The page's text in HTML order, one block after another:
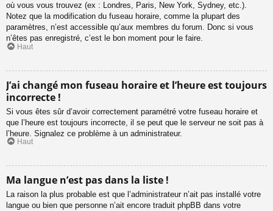
où vous vous trouvez (ex : Londres, Paris, New York, Sydney, etc.).
Notez que la modification du fuseau horaire, comme la plupart des
paramètres, n’est accessible qu’aux membres du forum. Donc si vous
n’êtes pas enregistré, c’est le bon moment pour le faire.
Haut
J’ai changé mon fuseau horaire et l’heure est toujours
incorrecte !
Si vous êtes sûr d’avoir correctement paramétré votre fuseau horaire et
que l’heure est toujours incorrecte, il se peut que le serveur ne soit pas à
l’heure. Signalez ce problème à un administrateur.
Haut
Ma langue n’est pas dans la liste !
La raison la plus probable est que l’administrateur n’ait pas installé votre
langue ou bien que personne n’ait encore traduit phpBB dans votre